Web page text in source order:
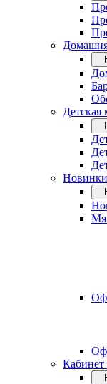
Детская
Новинки
Кабинет